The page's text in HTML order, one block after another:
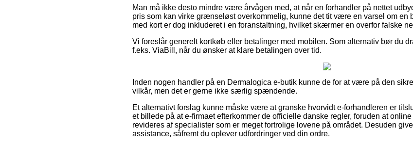
Man må ikke desto mindre være årvågen med, at når en forhandler på nettet
pris som kan virke grænseløst overkommelig, kunne det tit være en varsel om en
med kort er dog inkluderet i en foranstaltning, hvilket skærmer en overfor falske
Vi foreslår generelt kortkøb eller betalinger med mobilen. Som alternativ bør du
f.eks. ViaBill, når du ønsker at klare betalingen over tid.
Inden nogen handler på en Dermalogica e-butik kunne de for at være på den
vilkår, men det er gerne ikke særlig spændende.
Et alternativt forslag kunne måske være at granske hvorvidt e-forhandleren er
et billede på at e-firmaet efterkommer de officielle danske regler, foruden at
revideres af specialister som er meget fortrolige lovene på området. Desuden
assistance, såfremt du oplever udfordringer ved din ordre.